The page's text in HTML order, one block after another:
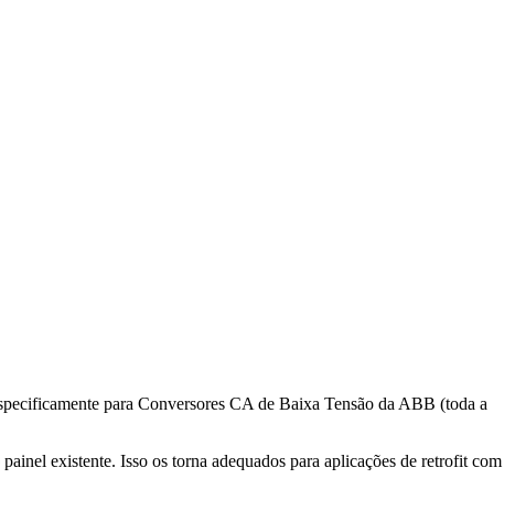
para Conversores CA de Baixa Tensão da ABB (toda a
existente. Isso os torna adequados para aplicações de retrofit com